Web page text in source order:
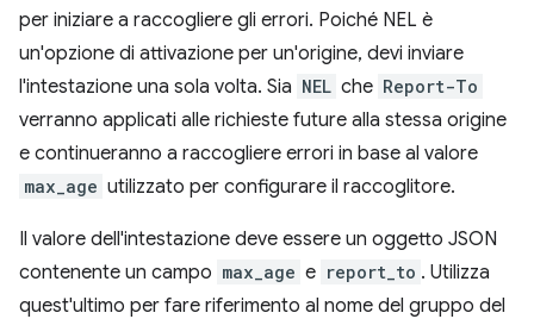
per iniziare a raccogliere gli errori. Poiché NEL è
un'opzione di attivazione per un'origine, devi inviare
l'intestazione una sola volta. Sia NEL che Report-To
verranno applicati alle richieste future alla stessa origine
e continueranno a raccogliere errori in base al valore
max_age utilizzato per configurare il raccoglitore.
Il valore dell'intestazione deve essere un oggetto JSON
contenente un campo max_age e report_to . Utilizza
quest'ultimo per fare riferimento al nome del gruppo del